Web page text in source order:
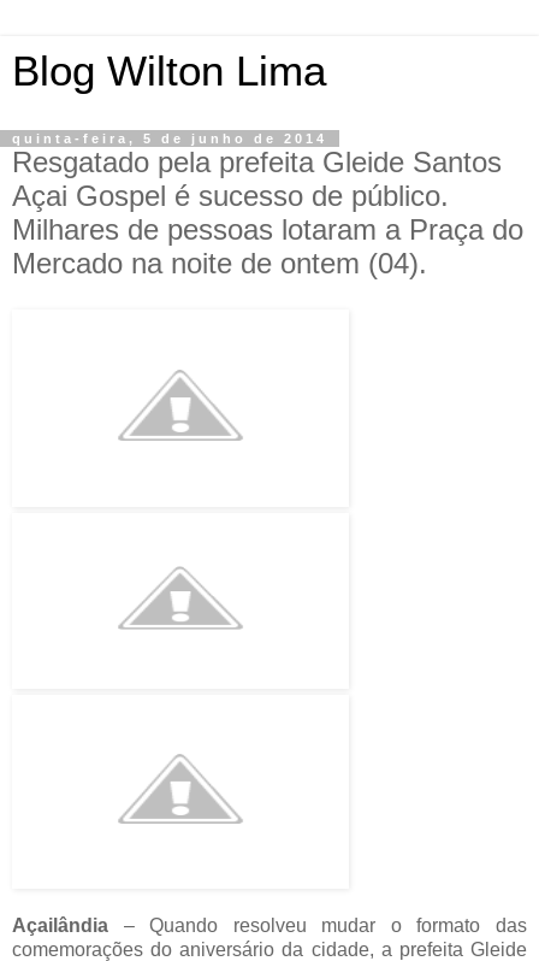
Blog Wilton Lima
quinta-feira, 5 de junho de 2014
Resgatado pela prefeita Gleide Santos
Açai Gospel é sucesso de público.
Milhares de pessoas lotaram a Praça do
Mercado na noite de ontem (04).
Açailândia – Quando resolveu mudar o formato das
comemorações do aniversário da cidade, a prefeita Gleide